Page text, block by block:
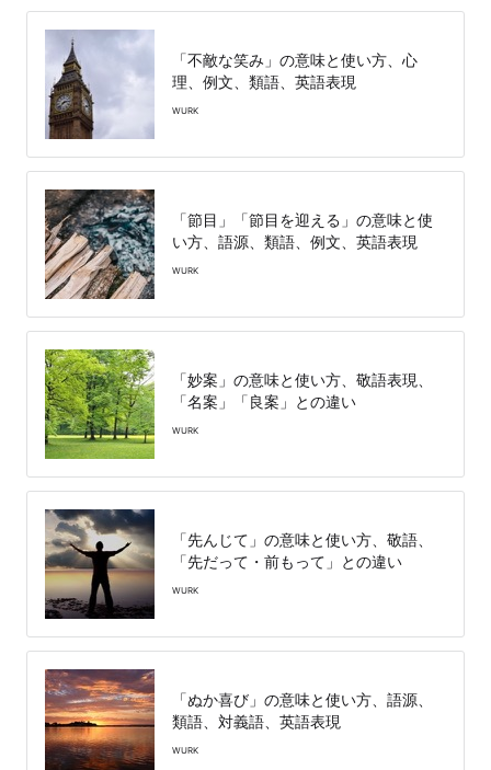
「不敵な笑み」の意味と使い方、心
理、例文、類語、英語表現
WURK
「節目」「節目を迎える」の意味と使
い方、語源、類語、例文、英語表現
WURK
「妙案」の意味と使い方、敬語表現、
「名案」「良案」との違い
WURK
「先んじて」の意味と使い方、敬語、
「先だって・前もって」との違い
WURK
「ぬか喜び」の意味と使い方、語源、
類語、対義語、英語表現
WURK